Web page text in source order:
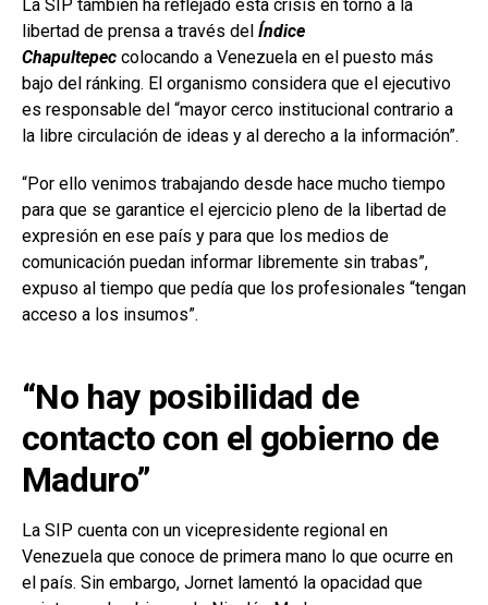
La SIP también ha reflejado esta crisis en torno a la
libertad de prensa a través del Índice
Chapultepec colocando a Venezuela en el puesto más
bajo del ránking. El organismo considera que el ejecutivo
es responsable del “mayor cerco institucional contrario a
la libre circulación de ideas y al derecho a la información”.
“Por ello venimos trabajando desde hace mucho tiempo
para que se garantice el ejercicio pleno de la libertad de
expresión en ese país y para que los medios de
comunicación puedan informar libremente sin trabas”,
expuso al tiempo que pedía que los profesionales “tengan
acceso a los insumos”.
“No hay posibilidad de
contacto con el gobierno de
Maduro”
La SIP cuenta con un vicepresidente regional en
Venezuela que conoce de primera mano lo que ocurre en
el país. Sin embargo, Jornet lamentó la opacidad que